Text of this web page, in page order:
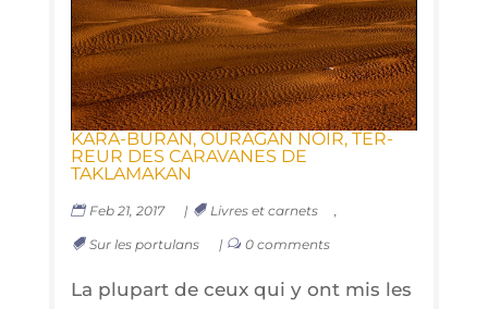
KARA-BURAN, OURA­GAN NOIR, TER­
REUR DES CARA­VANES DE
TAKLAMAKAN
Feb 21, 2017 | Livres et carnets
Sur les portulans | 0 comments
La plu­part de ceux qui y ont mis les